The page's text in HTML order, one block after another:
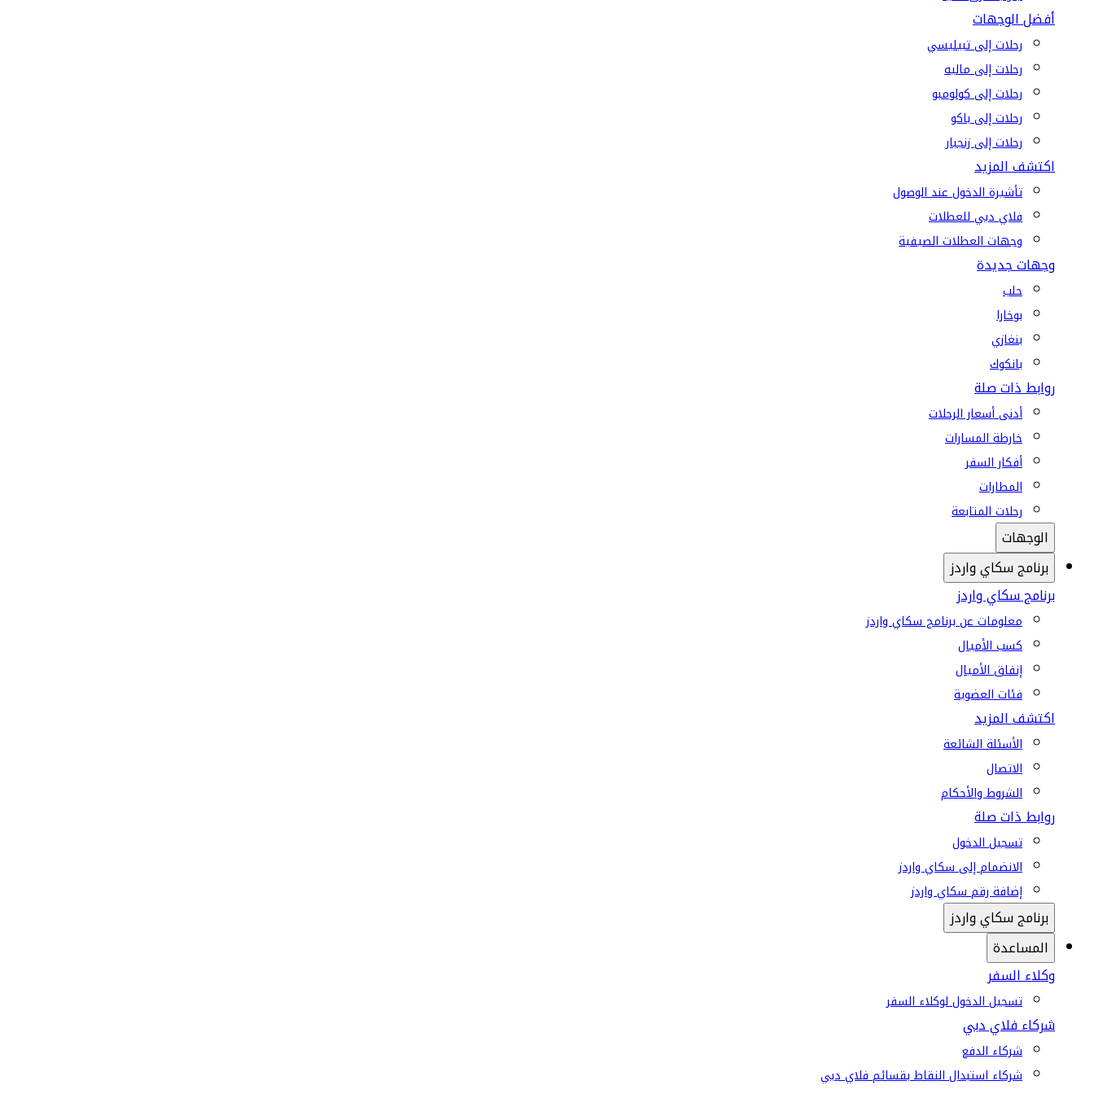
أفضل الوجهات
رحلات إلى تبيليسي
رحلات إلى ماليه
رحلات إلى كولومبو
رحلات إلى باكو
رحلات إلى زنجبار
اكتشف المزيد
تأشيرة الدخول عند الوصول
فلاي دبي للعطلات
وجهات العطلات الصيفية
وجهات جديدة
حلب
بوخارا
بنغازي
بانكوك
روابط ذات صلة
أدنى أسعار الرحلات
خارطة المسارات
أفكار السفر
المطارات
رحلات المتابعة
الوجهات
برنامج سكاي واردز
برنامج سكاي واردز
معلومات عن برنامج سكاي واردز
كسب الأميال
إنفاق الأميال
فئات العضوية
اكتشف المزيد
الأسئلة الشائعة
الاتصال
الشروط والأحكام
روابط ذات صلة
تسجيل الدخول
الانضمام إلى سكاي واردز
إضافة رقم سكاي واردز
برنامج سكاي واردز
المساعدة
وكلاء السفر
تسجيل الدخول لوكلاء السفر
شركاء فلاي دبي
شركاء الدفع
شركاء استبدال النقاط بقسائم فلاي دبي